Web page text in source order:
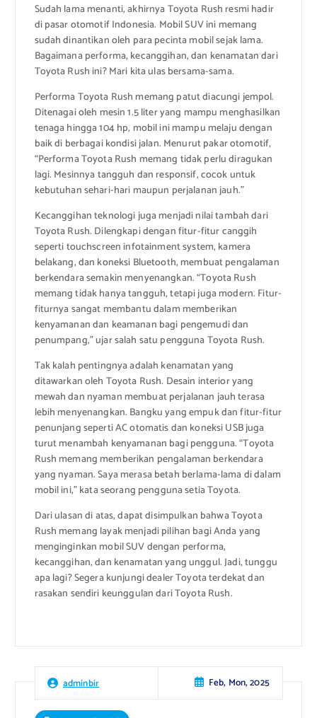
Sudah lama menanti, akhirnya Toyota Rush resmi hadir
di pasar otomotif Indonesia. Mobil SUV ini memang
sudah dinantikan oleh para pecinta mobil sejak lama.
Bagaimana performa, kecanggihan, dan kenamatan dari
Toyota Rush ini? Mari kita ulas bersama-sama.
Performa Toyota Rush memang patut diacungi jempol.
Ditenagai oleh mesin 1.5 liter yang mampu menghasilkan
tenaga hingga 104 hp, mobil ini mampu melaju dengan
baik di berbagai kondisi jalan. Menurut pakar otomotif,
“Performa Toyota Rush memang tidak perlu diragukan
lagi. Mesinnya tangguh dan responsif, cocok untuk
kebutuhan sehari-hari maupun perjalanan jauh.”
Kecanggihan teknologi juga menjadi nilai tambah dari
Toyota Rush. Dilengkapi dengan fitur-fitur canggih
seperti touchscreen infotainment system, kamera
belakang, dan koneksi Bluetooth, membuat pengalaman
berkendara semakin menyenangkan. “Toyota Rush
memang tidak hanya tangguh, tetapi juga modern. Fitur-
fiturnya sangat membantu dalam memberikan
kenyamanan dan keamanan bagi pengemudi dan
penumpang,” ujar salah satu pengguna Toyota Rush.
Tak kalah pentingnya adalah kenamatan yang
ditawarkan oleh Toyota Rush. Desain interior yang
mewah dan nyaman membuat perjalanan jauh terasa
lebih menyenangkan. Bangku yang empuk dan fitur-fitur
penunjang seperti AC otomatis dan koneksi USB juga
turut menambah kenyamanan bagi pengguna. “Toyota
Rush memang memberikan pengalaman berkendara
yang nyaman. Saya merasa betah berlama-lama di dalam
mobil ini,” kata seorang pengguna setia Toyota.
Dari ulasan di atas, dapat disimpulkan bahwa Toyota
Rush memang layak menjadi pilihan bagi Anda yang
menginginkan mobil SUV dengan performa,
kecanggihan, dan kenamatan yang unggul. Jadi, tunggu
apa lagi? Segera kunjungi dealer Toyota terdekat dan
rasakan sendiri keunggulan dari Toyota Rush.
adminbir Feb, Mon, 2025